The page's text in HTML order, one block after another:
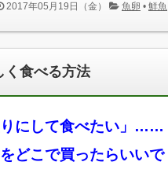
2017年05月19日（金） 魚卵 • 鮮魚
く食べる方法
りにして食べたい」……
どこで買ったらいいで